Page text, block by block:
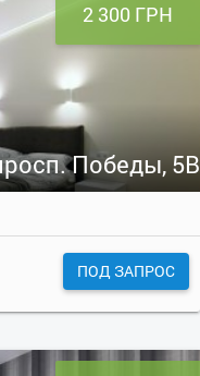
2 300 ГРН
Победы, 5В
ПОД ЗАПРОС